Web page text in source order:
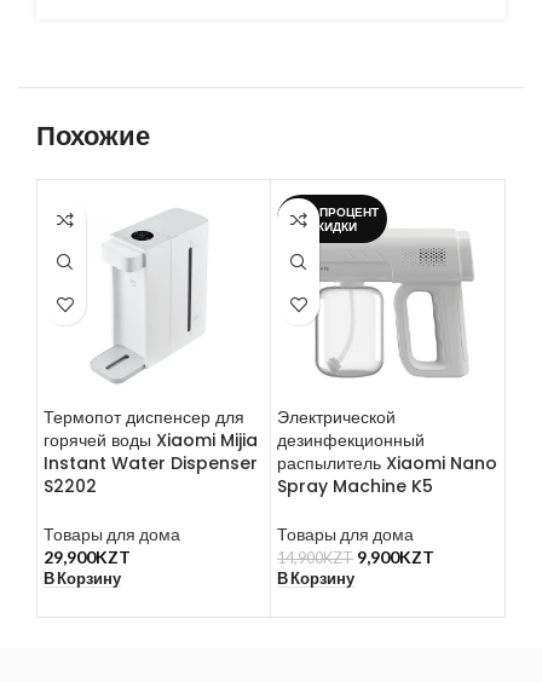
Похожие
Термопот диспенсер для
горячей воды Xiaomi Mijia
Instant Water Dispenser
S2202
Товары для дома
29,900KZT
В Корзину
-34%;ПРОЦЕНТ
СКИДКИ
Электрической
дезинфекционный
распылитель Xiaomi Nano
Spray Machine K5
Товары для дома
14,900KZT 9,900KZT
В Корзину